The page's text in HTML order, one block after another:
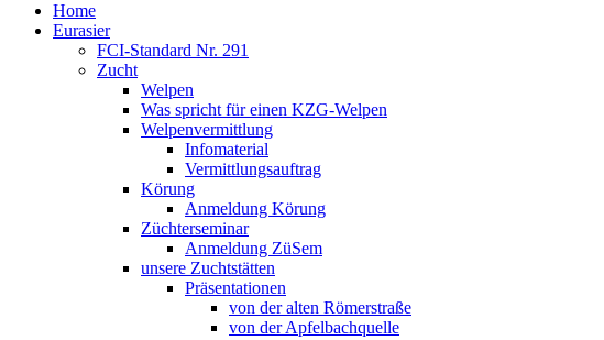
Home
Eurasier
FCI-Standard Nr. 291
Zucht
Welpen
Was spricht für einen KZG-Welpen
Welpenvermittlung
Infomaterial
Vermittlungsauftrag
Körung
Anmeldung Körung
Züchterseminar
Anmeldung ZüSem
unsere Zuchtstätten
Präsentationen
von der alten Römerstraße
von der Apfelbachquelle